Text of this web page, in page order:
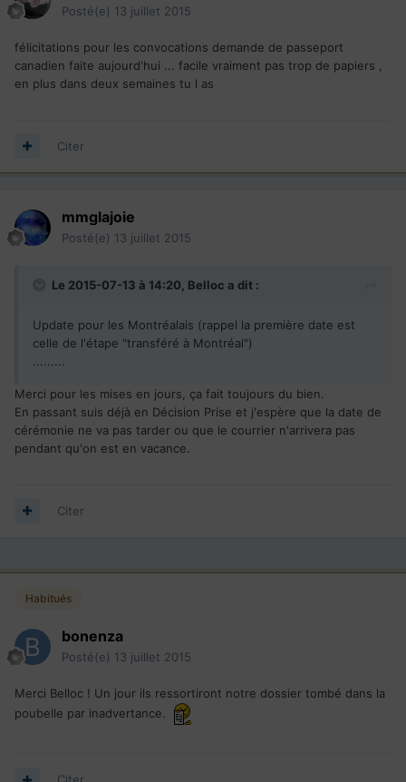
Posté(e) 13 juillet 2015
félicitations pour les convocations demande de passeport
canadien faite aujourd'hui ... facile vraiment pas trop de papiers ,
en plus dans deux semaines tu l as
Citer
mmglajoie
Posté(e) 13 juillet 2015
Le 2015-07-13 à 14:20, Belloc a dit :
Update pour les Montréalais (rappel la première date est
celle de l'étape "transféré à Montréal")
Merci pour les mises en jours, ça fait toujours du bien.
En passant suis déjà en Décision Prise et j'espère que la date de
cérémonie ne va pas tarder ou que le courrier n'arrivera pas
pendant qu'on est en vacance.
Citer
Habitués
bonenza
Posté(e) 13 juillet 2015
Merci Belloc ! Un jour ils ressortiront notre dossier tombé dans la
poubelle par inadvertance.